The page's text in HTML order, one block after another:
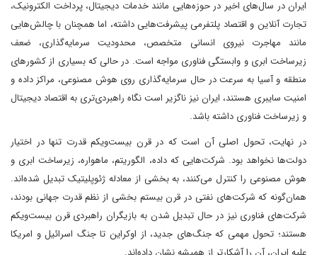
ایران در سال‌های اخیر در حوزه‌هایی مانند خدمات دیجیتال، پرداخت الکترونیک،
تجارت آنلاین و اقتصاد پلتفرمی پیشرفت‌هایی داشته، اما همچنان با چالش‌هایی
مانند مهاجرت نیروی انسانی متخصص، محدودیت سرمایه‌گذاری، ضعف
زیرساخت ابری و وابستگی فناوری مواجه است. در حالی که بسیاری از کشورهای
منطقه و آسیا به سرعت در حال سرمایه‌گذاری روی هوش مصنوعی، مراکز داده و
امنیت سایبری هستند، ایران نیز ناگزیر است نگاه راهبردی‌تری به اقتصاد دیجیتال
و زیرساخت فناوری داشته باشد.
در نهایت، تحول اصلی آن است که در قرن بیست‌ویکم قدرت تنها در اختیار
دولت‌ها نخواهد بود. شرکت‌هایی که داده، الگوریتم، ماهواره، زیرساخت ابری و
هوش مصنوعی را کنترل می‌کنند، به بخشی از معادله ژئوپلیتیک تبدیل شده‌اند.
همان‌گونه که شرکت‌های نفتی در قرن بیستم بخشی از نظم قدرت جهانی بودند،
شرکت‌های فناوری نیز در حال تبدیل شدن به بازیگران راهبردی قرن بیست‌ویکم
هستند؛ تحول مهمی که جنگ‌های جدید، از اوکراین تا جنگ اسرائیل و امریکا